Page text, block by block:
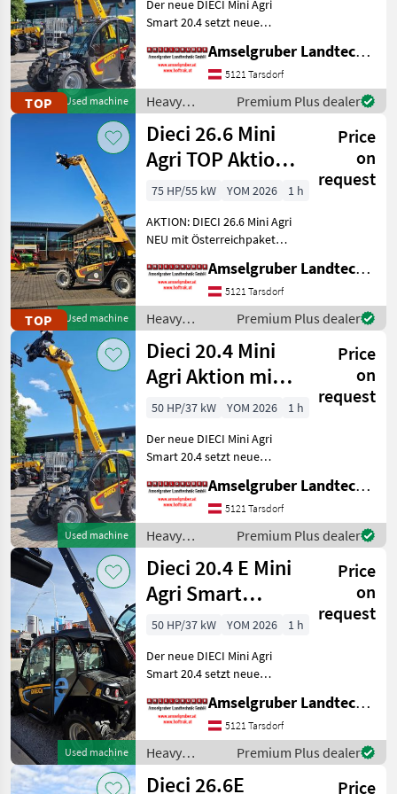
Dieci
64
JCB
49
Bobcat
15
Merlo
Show
all 21
MARKETPLACE
Marketplace
Dealer
offers
TOP Used machine
Der neue DIECI Mini Agri
Smart 20.4 setzt neue
Teleskopladermarkt. Stufe
5 Motor - -Größte Kabine
(Baugleich vom Modell 26.6
Mini Agri) -50
Amselgruber Landtechnik GmbH
5121 Tarsdorf
Heavy
equipment/
construction
machines /
Dieci
Premium Plus dealer
TOP Used machine
Dieci 26.6 Mini
Agri TOP Aktion
mit
Österreichpaket
Price
on
request
75 HP/55 kW YOM 2026
1 h
AKTION: DIECI 26.6 Mini Agri
NEU mit Österreichpaket
Kg Traglast -578cm
Hubhöhe
Werkzeugunterkante -Unter
200cm Bauhöhe -75 PS 4
Zylind
Amselgruber Landtechnik GmbH
5121 Tarsdorf
Heavy
equipment/
construction
machines /
Dieci
Premium Plus dealer
Used machine
Dieci 20.4 Mini
Agri Aktion mit
Österreichpaket
Price
on
request
50 HP/37 kW YOM 2026
1 h
Der neue DIECI Mini Agri
Smart 20.4 setzt neue
Teleskopladermarkt. Stufe
5 Motor - -Größte Kabine
(Baugleich vom Modell 26.6
Mini Agri) -50
Amselgruber Landtechnik GmbH
5121 Tarsdorf
Heavy
equipment/
construction
machines /
Dieci
Premium Plus dealer
Used machine
Dieci 20.4 E Mini
Agri Smart
ELEKTRO
Teleskoplader
TOP
Price
on
request
50 HP/37 kW YOM 2026
1 h
Der neue DIECI Mini Agri
Smart 20.4 setzt neue
Teleskopladermarkt. 100 %
Elektro! -Größte Kabine
(Baugleich vom Modell 26.6
Mini Agri) -Echt
Amselgruber Landtechnik GmbH
5121 Tarsdorf
Heavy
equipment/
construction
Premium Plus dealer
Dieci 26.6E
Price